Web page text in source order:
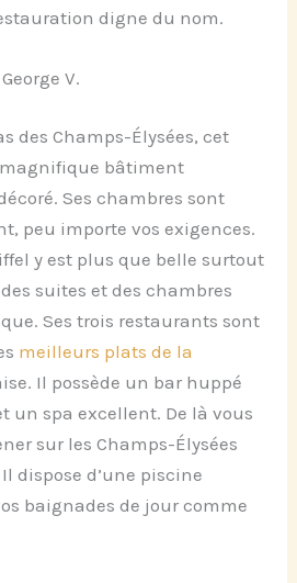
digne du nom.
V.
des Champs-Élysées, cet
bâtiment
Ses chambres sont
peu importe vos exigences.
y est plus que belle surtout
suites et des chambres
Ses trois restaurants sont
meilleurs plats de la
Il possède un bar huppé
un spa excellent. De là vous
sur les Champs-Élysées
dispose d’une piscine
baignades de jour comme